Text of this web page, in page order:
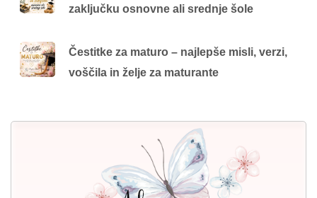
zaključku osnovne ali srednje šole
Čestitke za maturo – najlepše misli, verzi,
voščila in želje za maturante